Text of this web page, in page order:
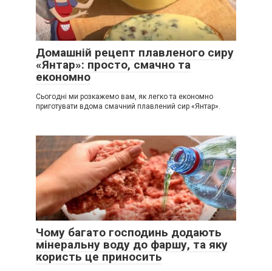
Домашній рецепт плавленого сиру
«Янтар»: просто, смачно та
економно
Сьогодні ми розкажемо вам, як легко та економно
приготувати вдома смачний плавлений сир «Янтар».
Чому багато господинь додають
мінеральну воду до фаршу, та яку
користь це приносить